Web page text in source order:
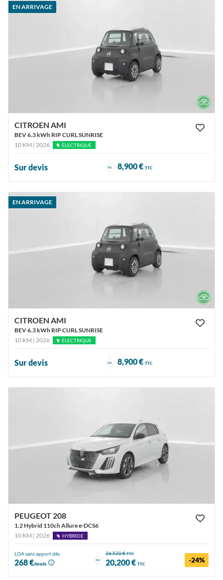
EN ARRIVAGE
CITROEN AMI
BEV 6.3 kWh RIP CURL SUNRISE
10 KM | 2026
ÉLECTRIQUE
Sur devis ou 8,900 € TTC
EN ARRIVAGE
CITROEN AMI
BEV 6.3 kWh RIP CURL SUNRISE
10 KM | 2026
ÉLECTRIQUE
Sur devis ou 8,900 € TTC
PEUGEOT 208
1.2 Hybrid 110ch Allure e-DCS6
10 KM | 2026
HYBRIDE
LOA sans apport dès
268 €/mois
ou
26,520 €TTC
20,200 € TTC -24%